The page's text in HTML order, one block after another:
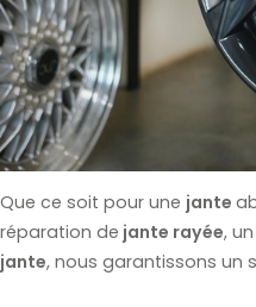
Que ce soit pour une jante
réparation dejante rayée, un
jante, nous garantissons un